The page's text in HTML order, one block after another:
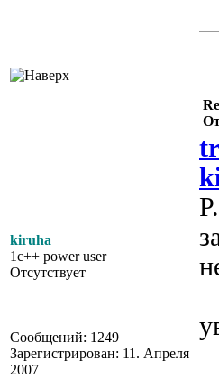
kiruha
1c++ power user
Отсутствует
Сообщений: 1249
Зарегистрирован: 11. Апреля
2007